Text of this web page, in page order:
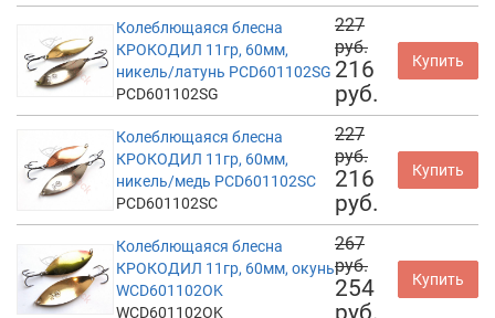
Колеблющаяся блесна
КРОКОДИЛ 11гр, 60мм,
никель/латунь PCD601102SG
PCD601102SG
227
руб.
216
руб.
Купить
Колеблющаяся блесна
КРОКОДИЛ 11гр, 60мм,
никель/медь PCD601102SC
PCD601102SC
227
руб.
216
руб.
Купить
Колеблющаяся блесна
КРОКОДИЛ 11гр, 60мм, окунь
WCD601102OK
WCD601102OK
267
руб.
254
руб.
Купить